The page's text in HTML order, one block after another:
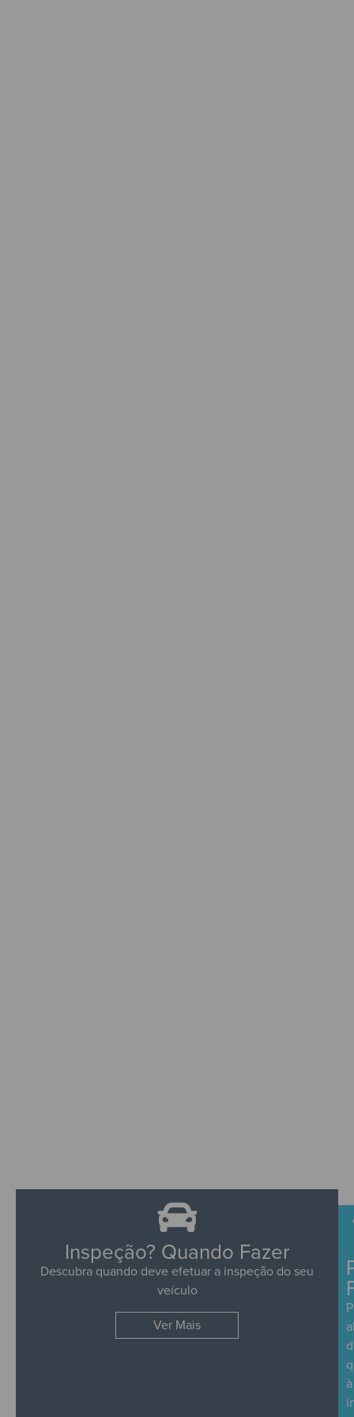
Inspeção? Quando Fazer
Descubra quando deve efetuar a inspeção do seu
veículo
Ver Mais
à